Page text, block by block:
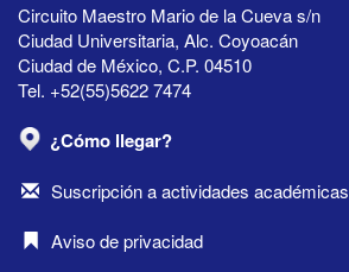
Circuito Maestro Mario de la Cueva s/n
Ciudad Universitaria, Alc. Coyoacán
Ciudad de México, C.P. 04510
Tel. +52(55)5622 7474
¿Cómo llegar?
Suscripción a actividades académicas
Aviso de privacidad